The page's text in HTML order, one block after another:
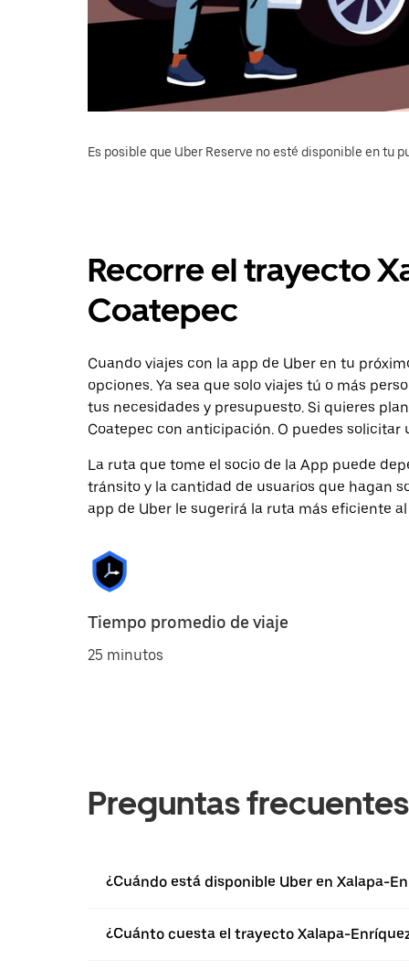
Es posible que Uber Reserve no esté disponible en tu
Recorre el trayecto
Coatepec
Cuando viajes con la app de Uber en tu
opciones. Ya sea que solo viajes tú o más
tus necesidades y presupuesto. Si quieres
Coatepec con anticipación. O puedes solicitar
La ruta que tome el socio de la App puede
tránsito y la cantidad de usuarios que hagan
app de Uber le sugerirá la ruta más eficiente
Tiempo promedio de viaje
25 minutos
Preguntas frecuentes
¿Cuándo está disponible Uber en Xalapa-
¿Cuánto cuesta el trayecto Xalapa-